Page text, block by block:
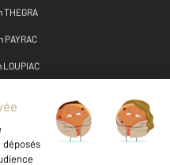
PAYRAC
(46500)
- Miers - 46 - MIDI-PYRENEES
- 46 - MIDI-PYRENEES